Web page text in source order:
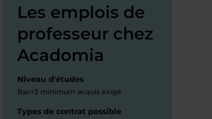
Les emplois de
professeur chez
Acadomia
Niveau d'études
Bac+3 minimum acquis exigé
Types de contrat possible